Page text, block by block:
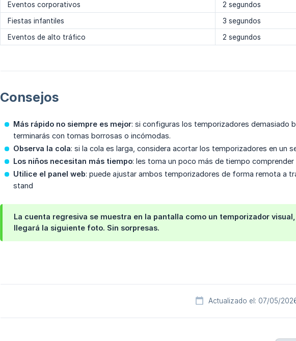
Eventos corporativos
2 segundos
Fiestas infantiles
3 segundos
Eventos de alto tráfico
2 segundos
Consejos
Más rápido no siempre es mejor: si configuras los temporizadores demasiado
terminarás con tomas borrosas o incómodas.
Observa la cola: si la cola es larga, considera acortar los temporizadores en un
Los niños necesitan más tiempo: les toma un poco más de tiempo
Utilice el panel web: puede ajustar ambos temporizadores de forma remota a
stand
La cuenta regresiva se muestra en la pantalla como un temporizador
llegará la siguiente foto. Sin sorpresas.
Actualizado el: 07/05/